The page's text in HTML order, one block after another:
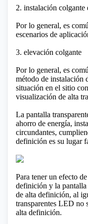
2. instalación colgante
Por lo general, es
escenarios de
3. elevación colgante
Por lo general, es
método de instalación
situación en el sitio
visualización de alta
La pantalla
ahorro de energía,
circundantes,
definición es su lugar
Para tener un efecto
definición y la
de alta definición, al
transparentes LED no
alta definición.